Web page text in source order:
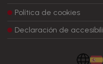
Política de cookies
Declaración de